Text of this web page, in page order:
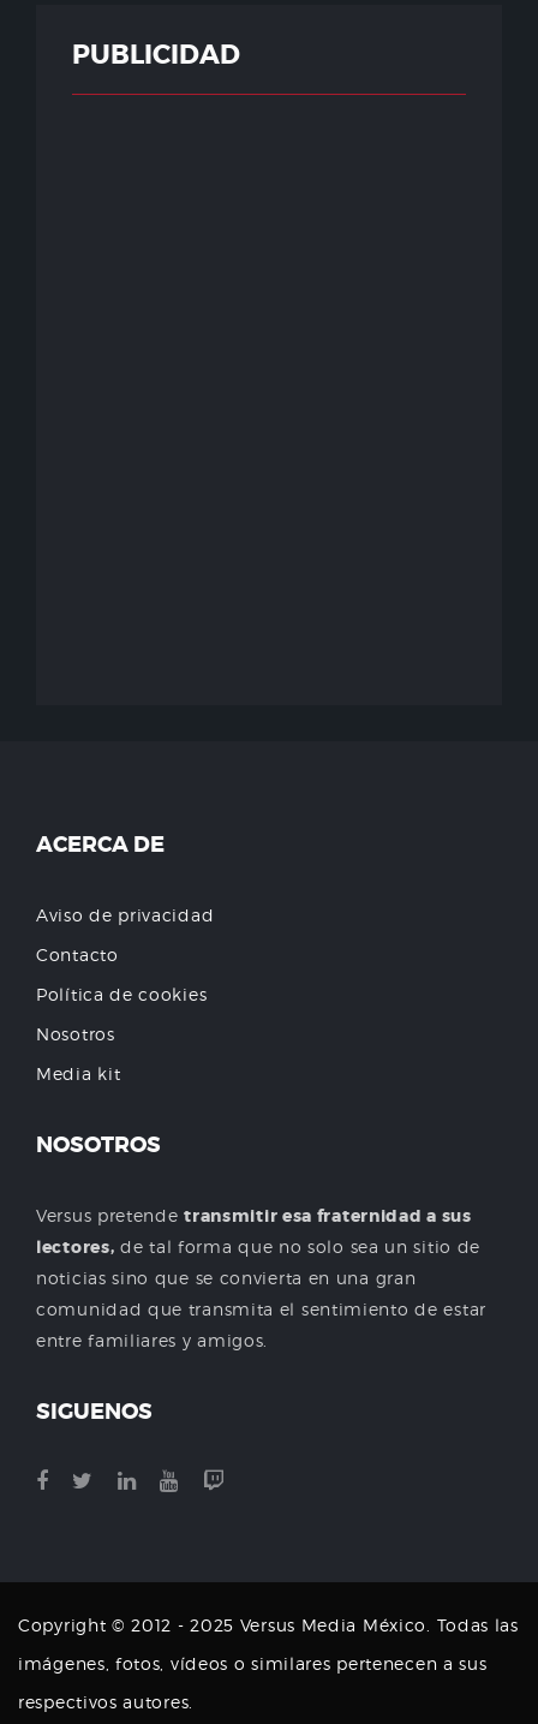
PUBLICIDAD
ACERCA DE
Aviso de privacidad
Contacto
Política de cookies
Nosotros
Media kit
NOSOTROS
Versus pretendetransmitir esa fraternidad a sus
lectores, de tal forma que no solo sea un sitio de
noticias sino que se convierta en una gran
comunidad que transmita el sentimiento de estar
entre familiares y amigos.
SIGUENOS
Copyright © 2012 - 2025 Versus Media México. Todas las
imágenes, fotos, vídeos o similares pertenecen a sus
respectivos autores.